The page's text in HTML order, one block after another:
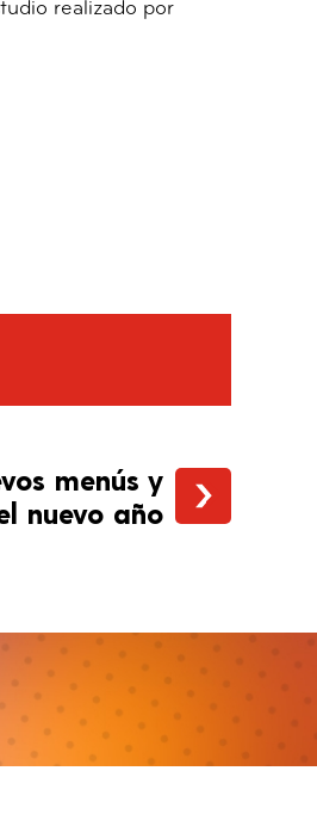
realizado por
menús y
nuevo año